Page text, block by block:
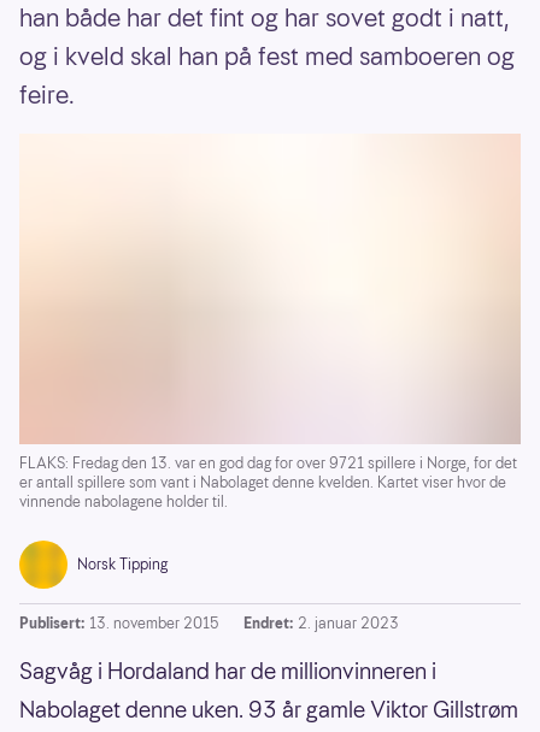
han både har det fint og har sovet godt i natt,
og i kveld skal han på fest med samboeren og
feire.
FLAKS: Fredag den 13. var en god dag for over 9721 spillere i Norge, for det
er antall spillere som vant i Nabolaget denne kvelden. Kartet viser hvor de
vinnende nabolagene holder til.
Norsk Tipping
Publisert: 13. november 2015 Endret: 2. januar 2023
Sagvåg i Hordaland har de millionvinneren i
Nabolaget denne uken. 93 år gamle Viktor Gillstrøm